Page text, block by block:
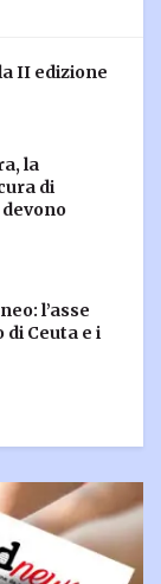
II edizione
la
di
l’asse
di Ceuta e i